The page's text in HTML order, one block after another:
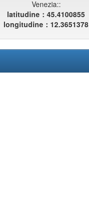
Venezia::
latitudine：45.4100855
longitudine：12.3651378